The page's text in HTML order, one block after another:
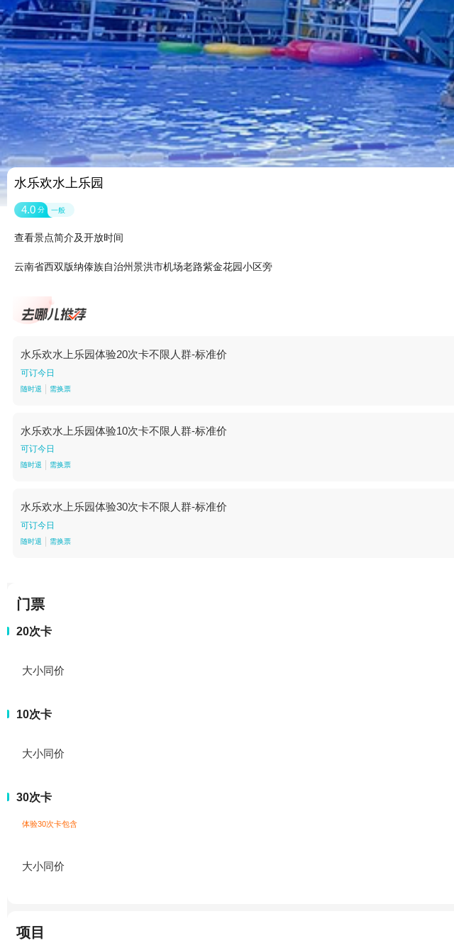
水乐欢水上乐园
4.0 分 一般
查看景点简介及开放时间
云南省西双版纳傣族自治州景洪市机场老路紫金花园小区旁
水乐欢水上乐园体验20次卡不限人群-标准价
可订今日
随时退 需换票
水乐欢水上乐园体验10次卡不限人群-标准价
可订今日
随时退 需换票
水乐欢水上乐园体验30次卡不限人群-标准价
可订今日
随时退 需换票
门票
20次卡
大小同价
10次卡
大小同价
30次卡
体验30次卡包含
大小同价
项目